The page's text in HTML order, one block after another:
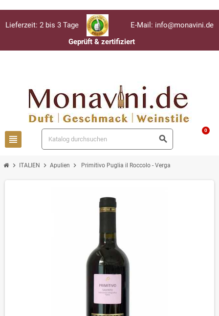
Lieferzeit: 2 bis 3 Tage
E-Mail: info@monavini.de
Geprüft & zertifiziert
view_headline search
personAnmelden 0
chevron_right ITALIEN chevron_right Apulien chevron_right Primitivo Puglia il Roccolo - Verga